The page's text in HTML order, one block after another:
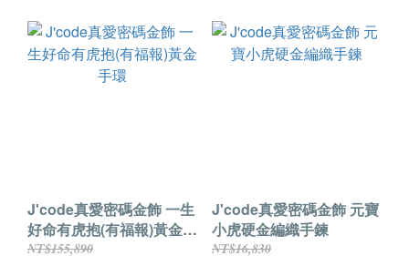
J'code真愛密碼金飾 一生
好命有虎抱(有福報)黃金手
環
NT$155,890
J'code真愛密碼金飾 元寶
小虎硬金編織手鍊
NT$16,830